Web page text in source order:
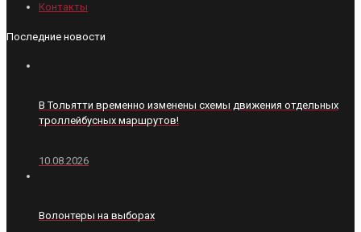
Контакты
Последние новости
В Тольятти временно изменены схемы движения отдельных
троллейбусных маршрутов!
10.08.2026
Волонтеры на выборах